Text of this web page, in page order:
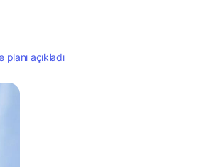
açıkladı